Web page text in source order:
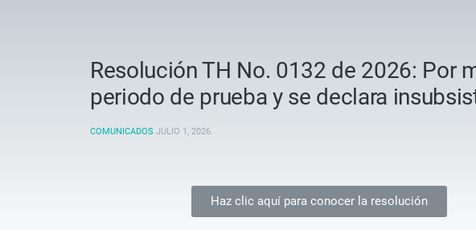
Resolución TH No. 0132 de 2026: Por
periodo de prueba y se declara
COMUNICADOS JULIO 1, 2026.
Haz clic aquí para conocer la resolución